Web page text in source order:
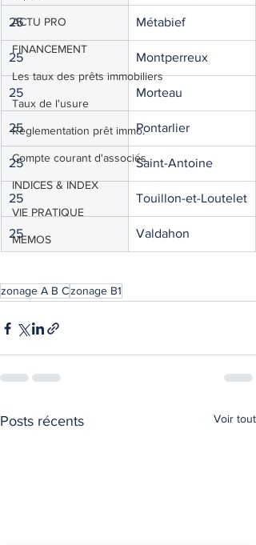
ACTU PRO
FINANCEMENT
Les taux des prêts immobiliers
Taux de l'usure
Règlementation prêt immo.
Compte courant d'associés
INDICES & INDEX
VIE PRATIQUE
MEMOS
25 Métabief
25 Montperreux
25 Morteau
25 Pontarlier
25 Saint-Antoine
25 Touillon-et-Loutelet
25 Valdahon
zonage A B Czonage B1
Posts récents Voir tout